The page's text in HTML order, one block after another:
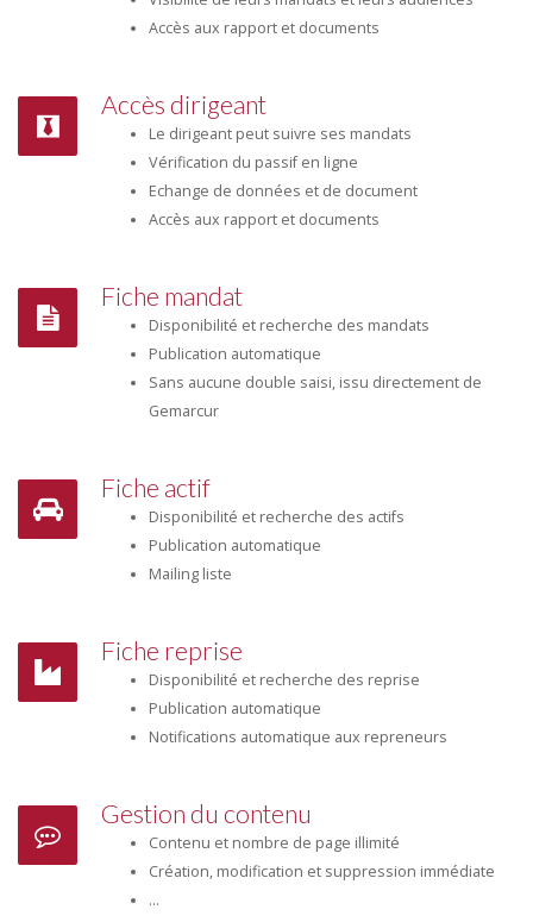
Accès aux rapport et documents
Accès dirigeant
Le dirigeant peut suivre ses mandats
Vérification du passif en ligne
Echange de données et de document
Accès aux rapport et documents
Fiche mandat
Disponibilité et recherche des mandats
Publication automatique
Sans aucune double saisi, issu directement de
Gemarcur
Fiche actif
Disponibilité et recherche des actifs
Publication automatique
Mailing liste
Fiche reprise
Disponibilité et recherche des reprise
Publication automatique
Notifications automatique aux repreneurs
Gestion du contenu
Contenu et nombre de page illimité
Création, modification et suppression immédiate
...